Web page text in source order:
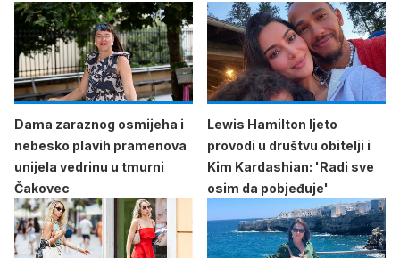
Dama zaraznog osmijeha i
nebesko plavih pramenova
unijela vedrinu u tmurni
Čakovec
Lewis Hamilton ljeto
provodi u društvu obitelji i
Kim Kardashian: 'Radi sve
osim da pobjeđuje'